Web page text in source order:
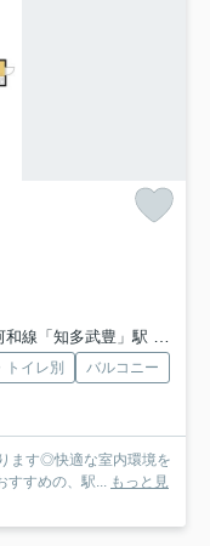
線「知多武豊」駅 徒歩54分
トイレ別
バルコニー
ます◎快適な室内環境を
すすめの、駅... もっと見